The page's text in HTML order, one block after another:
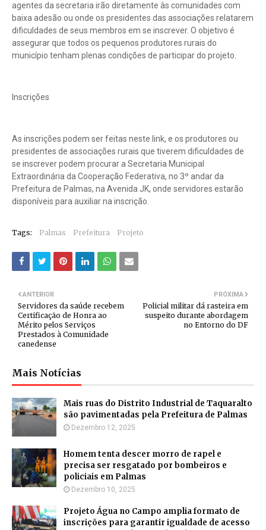
agentes da secretaria irão diretamente às comunidades com
baixa adesão ou onde os presidentes das associações relatarem
dificuldades de seus membros em se inscrever. O objetivo é
assegurar que todos os pequenos produtores rurais do
município tenham plenas condições de participar do projeto.
Inscrições
As inscrições podem ser feitas neste link, e os produtores ou
presidentes de associações rurais que tiverem dificuldades de
se inscrever podem procurar a Secretaria Municipal
Extraordinária da Cooperação Federativa, no 3º andar da
Prefeitura de Palmas, na Avenida JK, onde servidores estarão
disponíveis para auxiliar na inscrição.
Tags: Palmas Prefeitura Projeto
PRÓXIMA
Policial militar dá rasteira em
suspeito durante abordagem
no Entorno do DF
ANTERIOR
Servidores da saúde recebem
Certificação de Honra ao
Mérito pelos Serviços
Prestados à Comunidade
canedense
Mais Notícias
Mais ruas do Distrito Industrial de Taquaralto
são pavimentadas pela Prefeitura de Palmas
Dezembro 12, 2025
Homem tenta descer morro de rapel e
precisa ser resgatado por bombeiros e
policiais em Palmas
Dezembro 10, 2025
Projeto Água no Campo amplia formato de
inscrições para garantir igualdade de acesso